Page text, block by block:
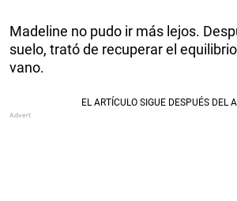
Madeline no pudo ir más lejos.
suelo, trató de recuperar el
vano.